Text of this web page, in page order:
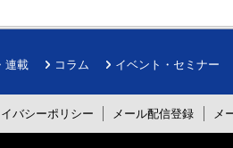
連載 コラム イベント・セミナー
バシーポリシー メール配信登録 メ